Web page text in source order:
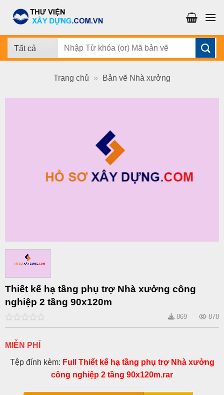
đến
dung
Tìm
Trang chủ » Bản vẽ Nhà xưởng
Thiết kế hạ tầng phụ trợ Nhà xưởng công
nghiệp 2 tầng 90x120m
0
of
869 878
MIỄN PHÍ
Tệp đính kèm: Full Thiết kế hạ tầng phụ trợ Nhà xưởng
công nghiệp 2 tầng 90x120m.rar